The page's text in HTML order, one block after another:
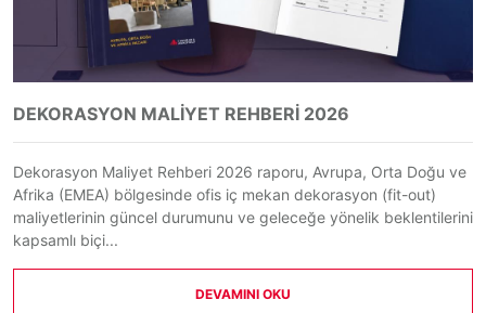
DEKORASYON MALİYET REHBERİ 2026
Dekorasyon Maliyet Rehberi 2026 raporu, Avrupa, Orta Doğu ve
Afrika (EMEA) bölgesinde ofis iç mekan dekorasyon (fit-out)
maliyetlerinin güncel durumunu ve geleceğe yönelik beklentilerini
kapsamlı biçi...
DEVAMINI OKU